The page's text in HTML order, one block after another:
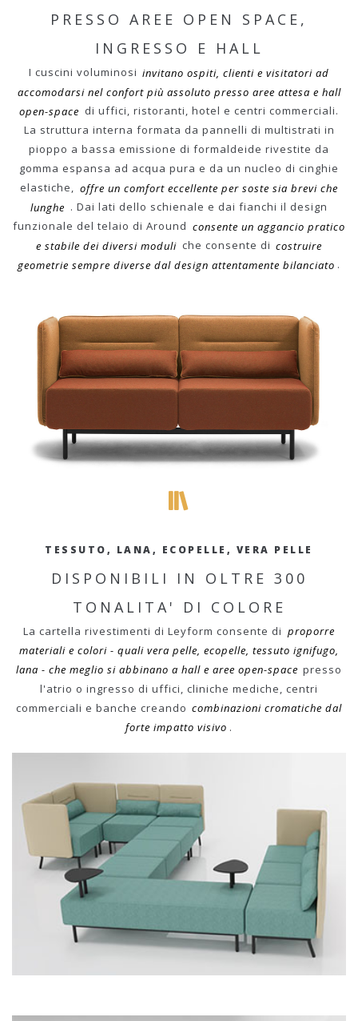
PRESSO AREE OPEN SPACE,
INGRESSO E HALL
I cuscini voluminosi invitano ospiti, clienti e visitatori ad
accomodarsi nel confort più assoluto presso aree attesa e hall
open-space di uffici, ristoranti, hotel e centri commerciali.
La struttura interna formata da pannelli di multistrati in
pioppo a bassa emissione di formaldeide rivestite da
gomma espansa ad acqua pura e da un nucleo di cinghie
elastiche, offre un comfort eccellente per soste sia brevi che
lunghe . Dai lati dello schienale e dai fianchi il design
funzionale del telaio di Around consente un aggancio pratico
e stabile dei diversi moduli che consente di costruire
geometrie sempre diverse dal design attentamente bilanciato .
TESSUTO, LANA, ECOPELLE, VERA PELLE
DISPONIBILI IN OLTRE 300
TONALITA' DI COLORE
La cartella rivestimenti di Leyform consente di proporre
materiali e colori - quali vera pelle, ecopelle, tessuto ignifugo,
lana - che meglio si abbinano a hall e aree open-space presso
l'atrio o ingresso di uffici, cliniche mediche, centri
commerciali e banche creando combinazioni cromatiche dal
forte impatto visivo .